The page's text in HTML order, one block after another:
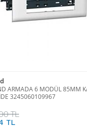
ARMADA 6 MODÜL 85MM
3245060109967
TL
TL